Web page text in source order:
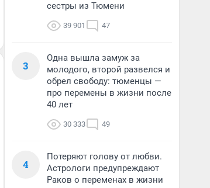
сестры из Тюмени
39 901 47
3
Одна вышла замуж за
молодого, второй развелся и
обрел свободу: тюменцы —
про перемены в жизни после
40 лет
30 333 49
4
Потеряют голову от любви.
Астрологи предупреждают
Раков о переменах в жизни